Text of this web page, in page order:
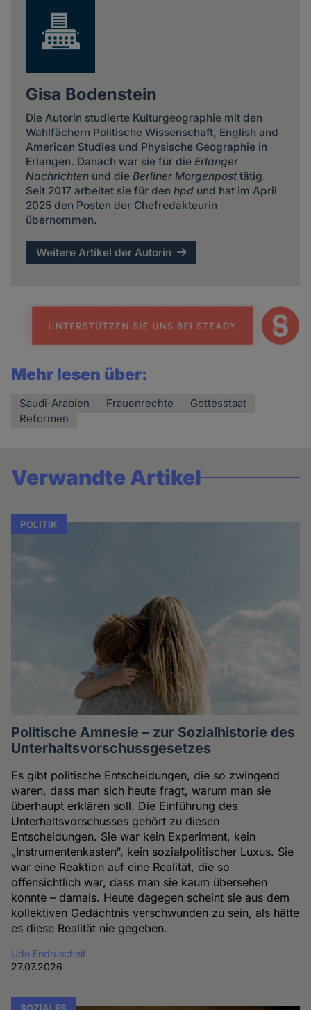
Gisa Bodenstein
Die Autorin studierte Kulturgeographie mit den
Wahlfächern Politische Wissenschaft, English and
American Studies und Physische Geographie in
Erlangen. Danach war sie für die Erlanger
Nachrichtenund die Berliner Morgenposttätig.
Seit 2017 arbeitet sie für den hpdund hat im April
2025 den Posten der Chefredakteurin
übernommen.
Weitere Artikel der Autorin
Mehr lesen über:
Saudi-Arabien Frauenrechte
Gottesstaat
Reformen
Verwandte Artikel
POLITIK
Politische Amnesie – zur Sozialhistorie des
Unterhaltsvorschussgesetzes
Es gibt politische Entscheidungen, die so zwingend
waren, dass man sich heute fragt, warum man sie
überhaupt erklären soll. Die Einführung des
Unterhaltsvorschusses gehört zu diesen
Entscheidungen. Sie war kein Experiment, kein
„Instrumentenkasten“, kein sozialpolitischer Luxus. Sie
war eine Reaktion auf eine Realität, die so
offensichtlich war, dass man sie kaum übersehen
konnte – damals. Heute dagegen scheint sie aus dem
kollektiven Gedächtnis verschwunden zu sein, als hätte
es diese Realität nie gegeben.
Udo Endruscheit
27.07.2026
SOZIALES